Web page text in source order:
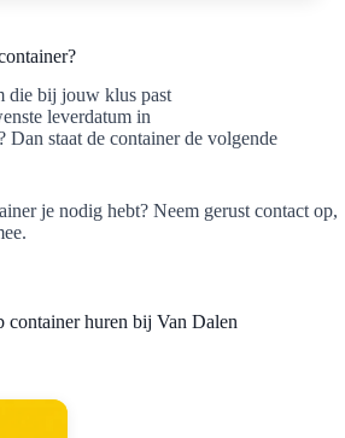
die bij jouw klus past
leverdatum in
Dan staat de container de volgende
je nodig hebt? Neem gerust contact op,
container huren bij Van Dalen